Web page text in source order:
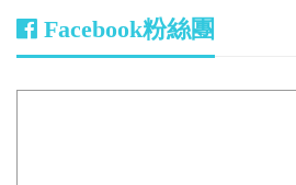
Facebook粉絲團